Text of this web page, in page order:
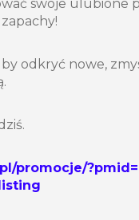
swoje ulubione
odkryć nowe,
promocje/